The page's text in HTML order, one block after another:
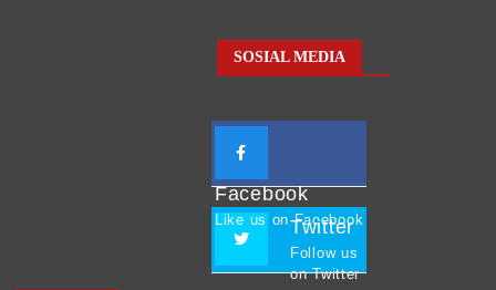
SOSIAL MEDIA
Facebook
Like us on Facebook
Twitter
Follow us
on Twitter